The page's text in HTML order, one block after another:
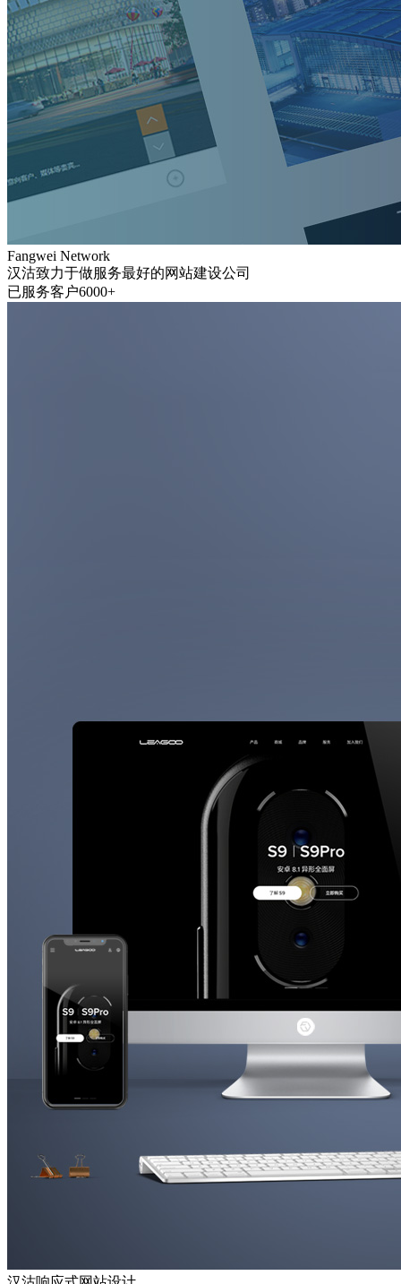
Fangwei Network
汉沽致力于做服务最好的网站建设公司
已服务客户6000+